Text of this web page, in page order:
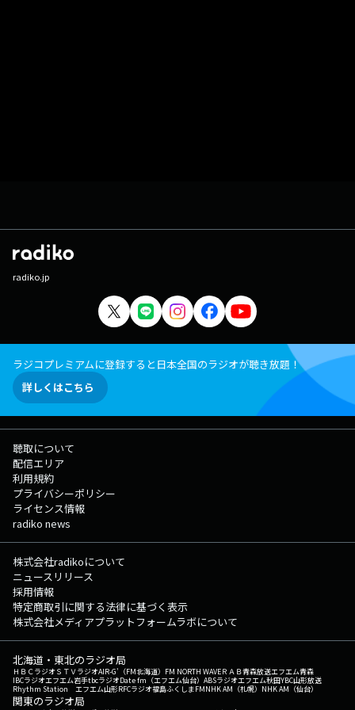
radiko.jp
ラジコプレミアムに登録すると日本全国のラジオが聴き放題！
詳しくはこちら
聴取について
配信エリア
利用規約
プライバシーポリシー
ライセンス情報
radiko news
株式会社radikoについて
ニュースリリース
採用情報
特定商取引に関する法律に基づく表示
株式会社メディアプラットフォームラボについて
北海道・東北のラジオ局
ＨＢＣラジオＳＴＶラジオAIR-G'（FM北海道） FM NORTH WAVEＲＡＢ青森放送エフエム青森
IBCラジオエフエム岩手tbcラジオDate fm（エフエム仙台） ABSラジオエフエム秋田YBC山形放送
Rhythm Station エフエム山形RFCラジオ福島ふくしまFMNHK AM（札幌） NHK AM（仙台）
関東のラジオ局